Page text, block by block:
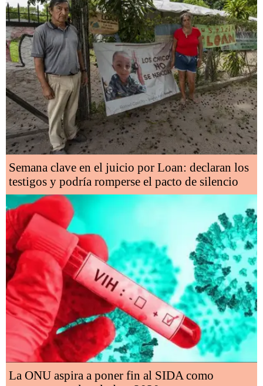
Semana clave en el juicio por Loan: declaran los
testigos y podría romperse el pacto de silencio
La ONU aspira a poner fin al SIDA como